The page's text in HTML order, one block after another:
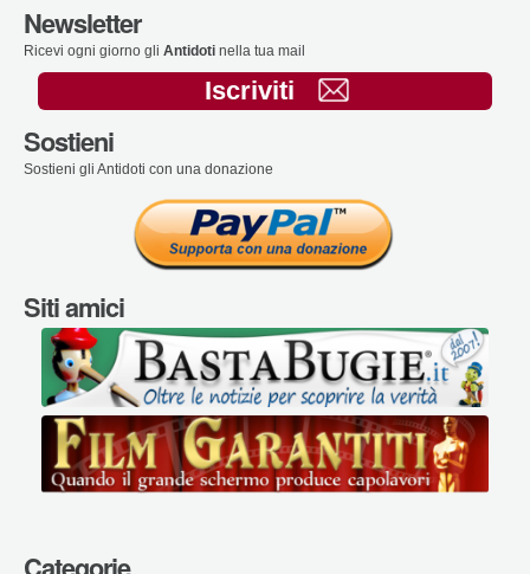
Newsletter
Ricevi ogni giorno gli Antidoti nella tua mail
Iscriviti
Sostieni
Sostieni gli Antidoti con una donazione
Siti amici